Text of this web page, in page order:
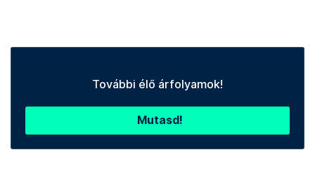
További élő árfolyamok!
Mutasd!